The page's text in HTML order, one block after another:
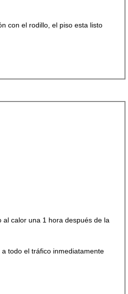
con el rodillo, el piso esta listo
al calor una 1 hora después de la
todo el tráfico inmediatamente